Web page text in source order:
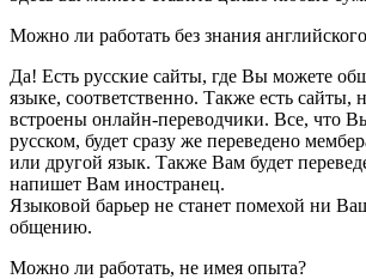
Можно ли работать без знания
Да! Есть русские сайты, где Вы можете
языке, соответственно. Также есть сайты,
встроены онлайн-переводчики. Все, что
русском, будет сразу же переведено
или другой язык. Также Вам будет
напишет Вам иностранец.
Языковой барьер не станет помехой ни
общению.
Можно ли работать, не имея опыта?